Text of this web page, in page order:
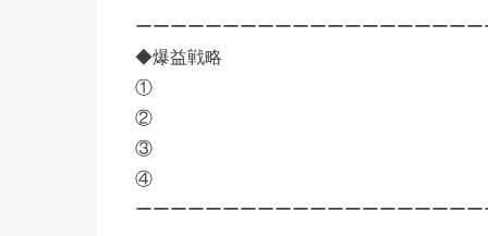
ーーーーーーーーーーーーーーーーーーー
◆爆益戦略
①
②
③
④
ーーーーーーーーーーーーーーーーーーー